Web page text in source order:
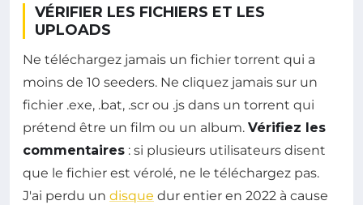
VÉRIFIER LES FICHIERS ET LES
UPLOADS
Ne téléchargez jamais un fichier torrent qui a
moins de 10 seeders. Ne cliquez jamais sur un
fichier .exe, .bat, .scr ou .js dans un torrent qui
prétend être un film ou un album. Vérifiez les
commentaires : si plusieurs utilisateurs disent
que le fichier est vérolé, ne le téléchargez pas.
J'ai perdu un disque dur entier en 2022 à cause